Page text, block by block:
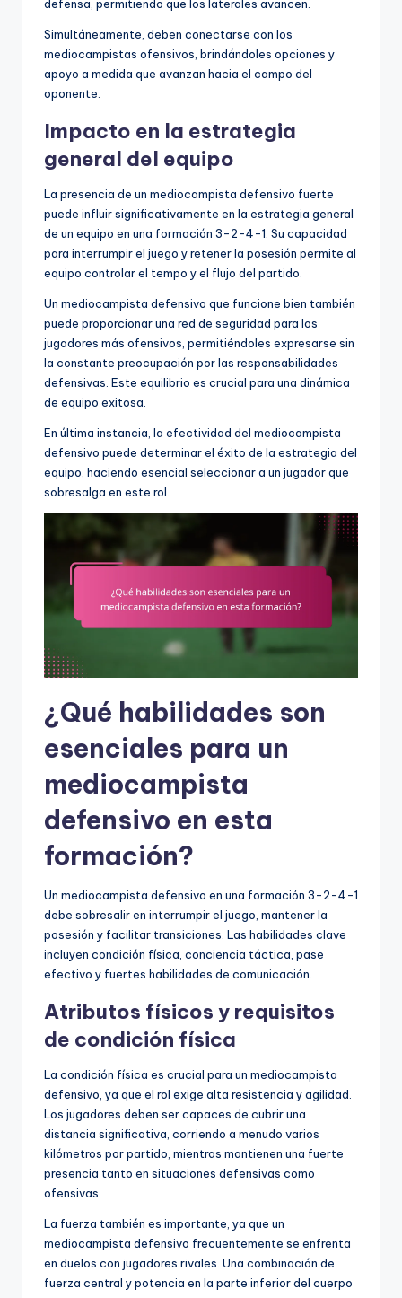
defensa, permitiendo que los laterales avancen.
Simultáneamente, deben conectarse con los
mediocampistas ofensivos, brindándoles opciones y
apoyo a medida que avanzan hacia el campo del
oponente.
Impacto en la estrategia
general del equipo
La presencia de un mediocampista defensivo fuerte
puede influir significativamente en la estrategia general
de un equipo en una formación 3-2-4-1. Su capacidad
para interrumpir el juego y retener la posesión permite al
equipo controlar el tempo y el flujo del partido.
Un mediocampista defensivo que funcione bien también
puede proporcionar una red de seguridad para los
jugadores más ofensivos, permitiéndoles expresarse sin
la constante preocupación por las responsabilidades
defensivas. Este equilibrio es crucial para una dinámica
de equipo exitosa.
En última instancia, la efectividad del mediocampista
defensivo puede determinar el éxito de la estrategia del
equipo, haciendo esencial seleccionar a un jugador que
sobresalga en este rol.
¿Qué habilidades son
esenciales para un
mediocampista
defensivo en esta
formación?
Un mediocampista defensivo en una formación 3-2-4-1
debe sobresalir en interrumpir el juego, mantener la
posesión y facilitar transiciones. Las habilidades clave
incluyen condición física, conciencia táctica, pase
efectivo y fuertes habilidades de comunicación.
Atributos físicos y requisitos
de condición física
La condición física es crucial para un mediocampista
defensivo, ya que el rol exige alta resistencia y agilidad.
Los jugadores deben ser capaces de cubrir una
distancia significativa, corriendo a menudo varios
kilómetros por partido, mientras mantienen una fuerte
presencia tanto en situaciones defensivas como
ofensivas.
La fuerza también es importante, ya que un
mediocampista defensivo frecuentemente se enfrenta
en duelos con jugadores rivales. Una combinación de
fuerza central y potencia en la parte inferior del cuerpo